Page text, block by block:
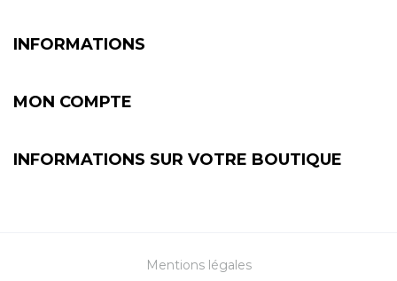
INFORMATIONS
MON COMPTE
INFORMATIONS SUR VOTRE BOUTIQUE
Mentions légales